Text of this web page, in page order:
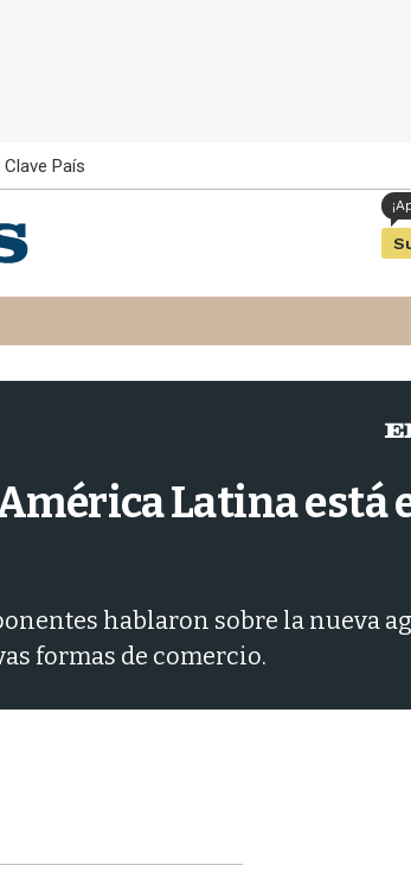
Clave País
Latina está
hablaron sobre la nueva
formas de comercio.